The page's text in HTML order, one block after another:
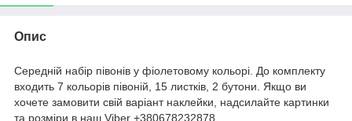
Опис
Середній набір півонів у фіолетовому кольорі. До комплекту
входить 7 кольорів півоній, 15 листків, 2 бутони. Якщо ви
хочете замовити свій варіант наклейки, надсилайте картинки
та розміри в наш Viber +380678232878.